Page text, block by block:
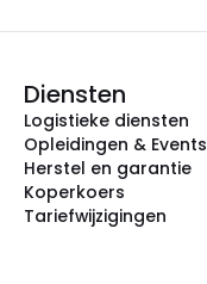
Diensten
Logistieke diensten
Opleidingen & Events
Herstel en garantie
Koperkoers
Tariefwijzigingen